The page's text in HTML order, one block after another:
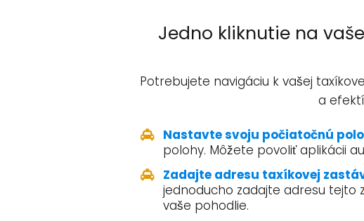
Jedno kliknutie na
Potrebujete navigáciu k vašej
a
Nastavte svoju počiatočnú
polohy. Môžete povoliť aplikácii
Zadajte adresu taxíkovej
jednoducho zadajte adresu tejto
vaše pohodlie.